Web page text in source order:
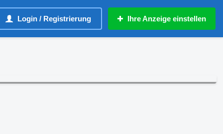
Login / Registrierung Ihre Anzeige einstellen